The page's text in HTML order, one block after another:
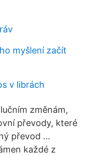
myšlení začít
v librách
změnám,
převody, které
převod …
každé z